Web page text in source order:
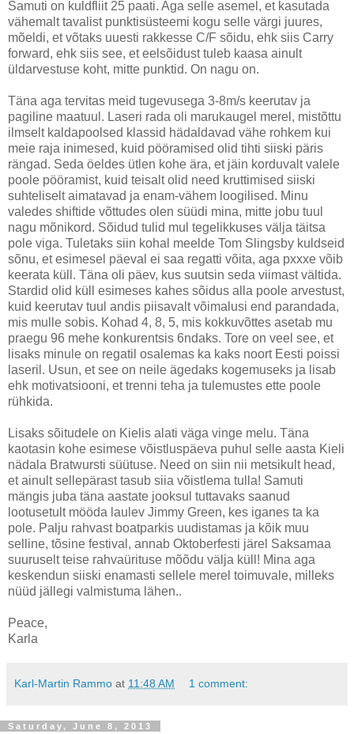
Samuti on kuldfliit 25 paati. Aga selle asemel, et kasutada
vähemalt tavalist punktisüsteemi kogu selle värgi juures,
mõeldi, et võtaks uuesti rakkesse C/F sõidu, ehk siis Carry
forward, ehk siis see, et eelsõidust tuleb kaasa ainult
üldarvestuse koht, mitte punktid. On nagu on.
Täna aga tervitas meid tugevusega 3-8m/s keerutav ja
pagiline maatuul. Laseri rada oli marukaugel merel, mistõttu
ilmselt kaldapoolsed klassid hädaldavad vähe rohkem kui
meie raja inimesed, kuid pööramised olid tihti siiski päris
rängad. Seda öeldes ütlen kohe ära, et jäin korduvalt valele
poole pööramist, kuid teisalt olid need kruttimised siiski
suhteliselt aimatavad ja enam-vähem loogilised. Minu
valedes shiftide võttudes olen süüdi mina, mitte jobu tuul
nagu mõnikord. Sõidud tulid mul tegelikkuses välja täitsa
pole viga. Tuletaks siin kohal meelde Tom Slingsby kuldseid
sõnu, et esimesel päeval ei saa regatti võita, aga pxxxe võib
keerata küll. Täna oli päev, kus suutsin seda viimast vältida.
Stardid olid küll esimeses kahes sõidus alla poole arvestust,
kuid keerutav tuul andis piisavalt võimalusi end parandada,
mis mulle sobis. Kohad 4, 8, 5, mis kokkuvõttes asetab mu
praegu 96 mehe konkurentsis 6ndaks. Tore on veel see, et
lisaks minule on regatil osalemas ka kaks noort Eesti poissi
laseril. Usun, et see on neile ägedaks kogemuseks ja lisab
ehk motivatsiooni, et trenni teha ja tulemustes ette poole
rühkida.
Lisaks sõitudele on Kielis alati väga vinge melu. Täna
kaotasin kohe esimese võistluspäeva puhul selle aasta Kieli
nädala Bratwursti süütuse. Need on siin nii metsikult head,
et ainult sellepärast tasub siia võistlema tulla! Samuti
mängis juba täna aastate jooksul tuttavaks saanud
lootusetult mööda laulev Jimmy Green, kes iganes ta ka
pole. Palju rahvast boatparkis uudistamas ja kõik muu
selline, tõsine festival, annab Oktoberfesti järel Saksamaa
suuruselt teise rahvaürituse mõõdu välja küll! Mina aga
keskendun siiski enamasti sellele merel toimuvale, milleks
nüüd jällegi valmistuma lähen..
Peace,
Karla
Karl-Martin Rammo at 11:48 AM 1 comment:
Saturday, June 8, 2013